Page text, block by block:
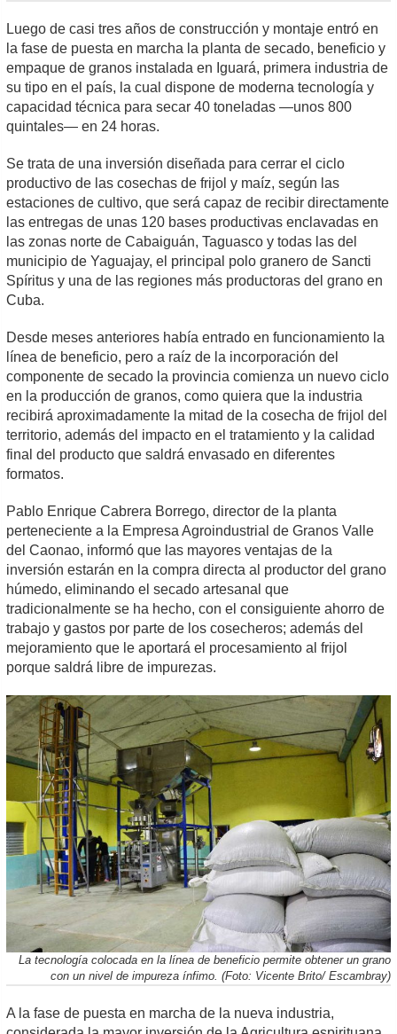
Luego de casi tres años de construcción y montaje entró en
la fase de puesta en marcha la planta de secado, beneficio y
empaque de granos instalada en Iguará, primera industria de
su tipo en el país, la cual dispone de moderna tecnología y
capacidad técnica para secar 40 toneladas —unos 800
quintales— en 24 horas.
Se trata de una inversión diseñada para cerrar el ciclo
productivo de las cosechas de frijol y maíz, según las
estaciones de cultivo, que será capaz de recibir directamente
las entregas de unas 120 bases productivas enclavadas en
las zonas norte de Cabaiguán, Taguasco y todas las del
municipio de Yaguajay, el principal polo granero de Sancti
Spíritus y una de las regiones más productoras del grano en
Cuba.
Desde meses anteriores había entrado en funcionamiento la
línea de beneficio, pero a raíz de la incorporación del
componente de secado la provincia comienza un nuevo ciclo
en la producción de granos, como quiera que la industria
recibirá aproximadamente la mitad de la cosecha de frijol del
territorio, además del impacto en el tratamiento y la calidad
final del producto que saldrá envasado en diferentes
formatos.
Pablo Enrique Cabrera Borrego, director de la planta
perteneciente a la Empresa Agroindustrial de Granos Valle
del Caonao, informó que las mayores ventajas de la
inversión estarán en la compra directa al productor del grano
húmedo, eliminando el secado artesanal que
tradicionalmente se ha hecho, con el consiguiente ahorro de
trabajo y gastos por parte de los cosecheros; además del
mejoramiento que le aportará el procesamiento al frijol
porque saldrá libre de impurezas.
La tecnología colocada en la línea de beneficio permite obtener un grano
con un nivel de impureza ínfimo. (Foto: Vicente Brito/ Escambray)
A la fase de puesta en marcha de la nueva industria,